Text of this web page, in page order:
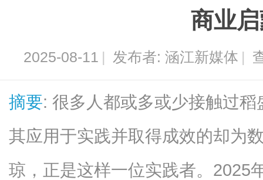
商业
2025-08-11 | 发布者: 涵江新媒体 |
摘要: 很多人都或多或少接触过
其应用于实践并取得成效的却为
琼，正是这样一位实践者。2025